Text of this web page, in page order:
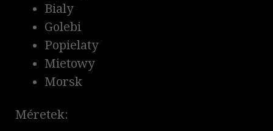
Bialy
Golebi
Popielaty
Mietowy
Morsk
Méretek: